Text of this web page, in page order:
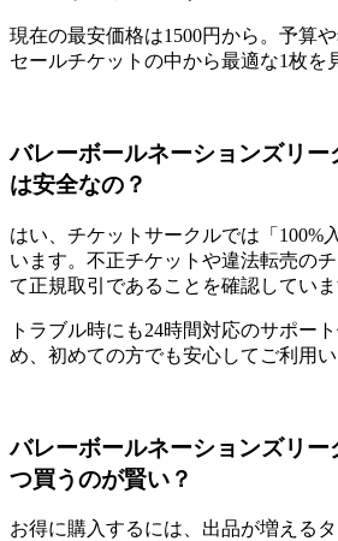
現在の最安価格は1500円から。予算
セールチケットの中から最適な1枚を
バレーボールネーションズリー
は安全なの？
はい、チケットサークルでは「100%
います。不正チケットや違法転売の
て正規取引であることを確認していま
トラブル時にも24時間対応のサポー
め、初めての方でも安心してご利用い
バレーボールネーションズリー
つ買うのが賢い？
お得に購入するには、出品が増える